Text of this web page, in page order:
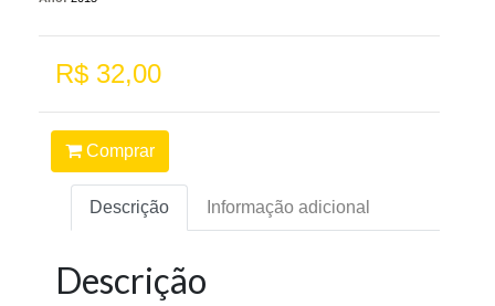
R$ 32,00
Comprar
Descrição Informação adicional
Descrição